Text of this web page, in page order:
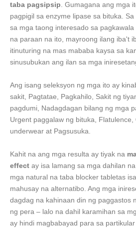
taba pagsipsip. Gumagana ang mga
pagpigil sa enzyme lipase sa bituka.
sa mga taong interesado sa
na paraan na ito, mayroong ilang iba't
itinuturing na mas mababa kaysa sa
sinusubukan ang ilan sa mga
Ang isang seleksyon ng mga ito ay
sakit, Pagtatae, Pagkahilo, Sakit ng
pagdumi, Nadagdagan bilang ng mga
Urgent paggalaw ng bituka, Flatulence,
underwear at Pagsusuka.
Kahit na ang mga resulta ay tiyak na
effect ay isa lamang sa mga dahilan
mga natural na taba blocker tabletas
mahusay na alternatibo. Ang mga
dagdag na kahinaan din ng paggastos
ng pera – lalo na dahil karamihan sa
ay hindi magbabayad para sa